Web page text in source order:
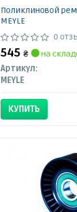
Поликлиновой
MEYLE
0
545 ₴
на
Артикул:
MEYLE
КУПИТЬ